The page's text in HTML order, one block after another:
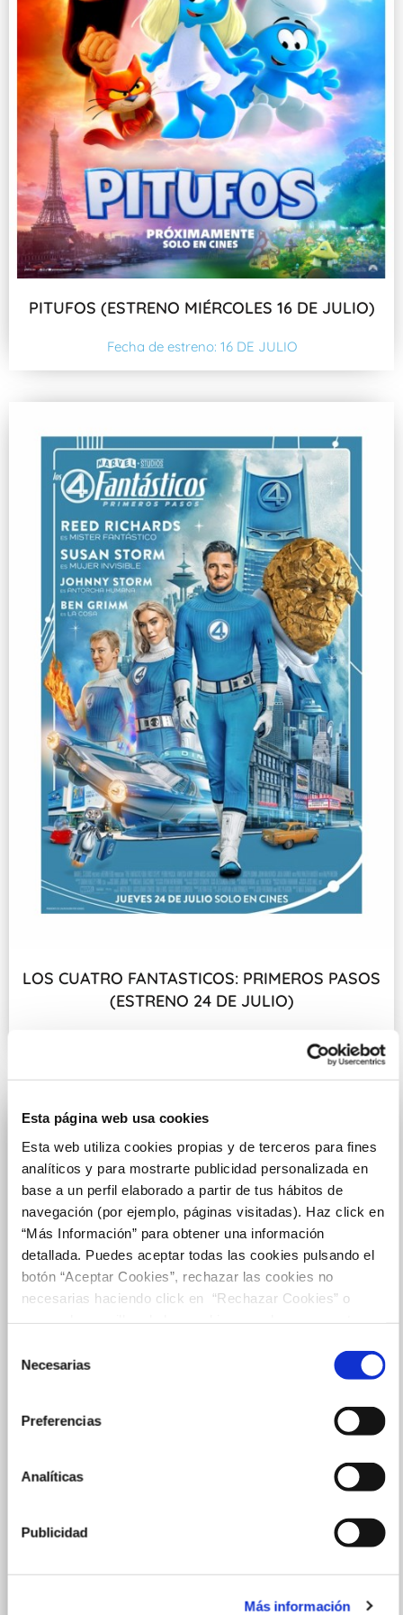
Esta página web usa cookies
Esta web utiliza cookies propias y de terceros para fines
analíticos y para mostrarte publicidad personalizada en
base a un perfil elaborado a partir de tus hábitos de
navegación (por ejemplo, páginas visitadas). Haz click en
“Más Información” para obtener una información
detallada. Puedes aceptar todas las cookies pulsando el
botón “Aceptar Cookies”, rechazar las cookies no
necesarias haciendo click en “Rechazar Cookies” o
Necesarias
Preferencias
Analíticas
Publicidad
Más información
PITUFOS (ESTRENO MIÉRCOLES 16 DE JULIO)
Fecha de estreno: 16 DE JULIO
LOS CUATRO FANTASTICOS: PRIMEROS PASOS
(ESTRENO 24 DE JULIO)